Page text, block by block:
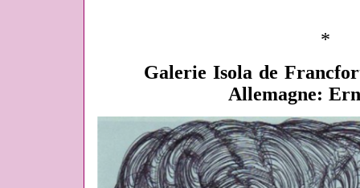
*
Galerie Isola de
Allemagne: